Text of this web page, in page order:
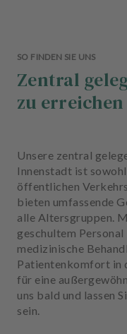
SO FINDEN SIE UNS
Zentral
zu erreichen
Unsere zentral
Innenstadt ist
öffentlichen
bieten umfassende
alle Altersgruppen.
geschultem
medizinische
Patientenkomfort in
für eine
uns bald und lassen
sein.